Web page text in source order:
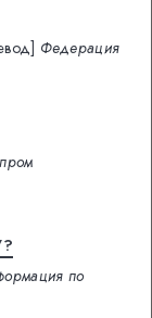
Федерация
по